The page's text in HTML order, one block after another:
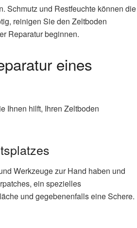
Schmutz und Restfeuchte können die
reinigen Sie den Zeltboden
Reparatur beginnen.
eines
Ihnen hilft, Ihren Zeltboden
Werkzeuge zur Hand haben und
ein spezielles
und gegebenenfalls eine Schere.